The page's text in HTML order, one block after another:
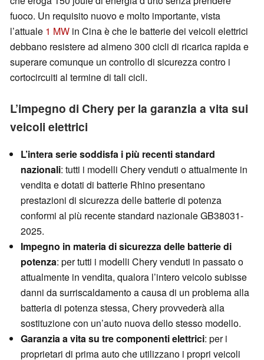
fuoco. Un requisito nuovo e molto importante, vista
l’attuale 1 MW in Cina è che le batterie dei veicoli elettrici
debbano resistere ad almeno 300 cicli di ricarica rapida e
superare comunque un controllo di sicurezza contro i
cortocircuiti al termine di tali cicli.
L’impegno di Chery per la garanzia a vita sui
veicoli elettrici
L’intera serie soddisfa i più recenti standard
nazionali: tutti i modelli Chery venduti o attualmente in
vendita e dotati di batterie Rhino presentano
prestazioni di sicurezza delle batterie di potenza
conformi al più recente standard nazionale GB38031-
2025.
Impegno in materia di sicurezza delle batterie di
potenza: per tutti i modelli Chery venduti in passato o
attualmente in vendita, qualora l’intero veicolo subisse
danni da surriscaldamento a causa di un problema alla
batteria di potenza stessa, Chery provvederà alla
sostituzione con un’auto nuova dello stesso modello.
Garanzia a vita su tre componenti elettrici: per i
proprietari di prima auto che utilizzano i propri veicoli